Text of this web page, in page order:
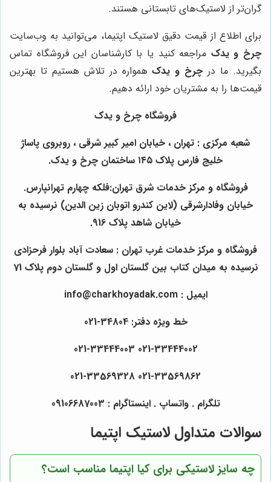
گران‌تر از لاستیک‌های تابستانی هستند.
برای اطلاع از قیمت دقیق لاستیک اپتیما، می‌توانید به وب‌سایت
چرخ و یدک مراجعه کنید یا با کارشناسان این فروشگاه تماس
بگیرید. ما در چرخ و یدکهمواره در تلاش هستیم تا بهترین
قیمت‌ها را به مشتریان خود ارائه دهیم.
فروشگاه چرخ و یدک
شعبه مرکزی : تهران ، خیابان امیر کبیر شرقی ، روبروی پاساژ
خلیج فارس پلاک ۱۴۵ ساختمان چرخ و یدک.
فروشگاه و مرکز خدمات شرق تهران:فلکه چهارم تهرانپارس.
خیابان وفادارشرقی (لاین کندرو اتوبان زین الدین) نرسیده به
خیابان شاهد پلاک 916.
فروشگاه و مرکز خدمات غرب تهران : سعادت آباد بلوار فرحزادی
نرسیده به میدان کتاب بین گلستان اول و گلستان دوم پلاک 71
ایمیل : info@charkhoyadak.com
خط ویژه دفتر: 34804-021
021-33444002 021-33444003
021-33569862 021-33569328
تلگرام . واتساپ . اینستاگرام : 09106687003
سوالات متداول لاستیک اپتیما
چه سایز لاستیکی برای کیا اپتیما مناسب است؟